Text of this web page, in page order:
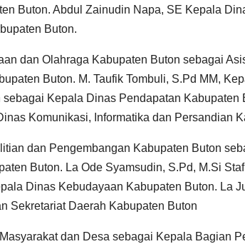
Buton. Abdul Zainudin Napa, SE Kepala
Buton.
dan Olahraga Kabupaten Buton sebagai
Buton. M. Taufik Tombuli, S.Pd MM,
Kepala Dinas Pendapatan Kabupaten
Komunikasi, Informatika dan Persandian
dan Pengembangan Kabupaten Buton
Buton. La Ode Syamsudin, S.Pd, M.Si
Dinas Kebudayaan Kabupaten Buton. La
Sekretariat Daerah Kabupaten Buton
dan Desa sebagai Kepala Bagian